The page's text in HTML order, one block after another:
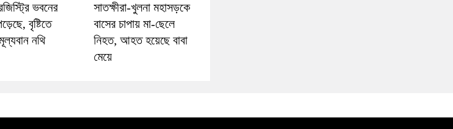
ভবনের
বৃষ্টিতে
নথি
সাতক্ষীরা-খুলনা মহাসড়কে
বাসের চাপায় মা-ছেলে
নিহত, আহত হয়েছে বাবা
মেয়ে